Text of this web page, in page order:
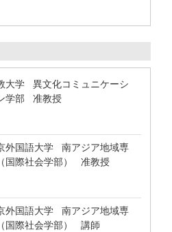
大学 異文化コミュニケーシ
学部 准教授
外国語大学 南アジア地域専
国際社会学部） 准教授
外国語大学 南アジア地域専
国際社会学部） 講師